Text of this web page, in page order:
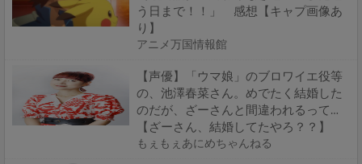
う日まで！！」 感想【キャプ画像あ
り】
アニメ万国情報館
【声優】「ウマ娘」のブロワイエ役等
の、池澤春菜さん。めでたく結婚した
のだが、ざーさんと間違われるって…
【ざーさん、結婚してたやろ？？】
もぇもぇあにめちゃんねる